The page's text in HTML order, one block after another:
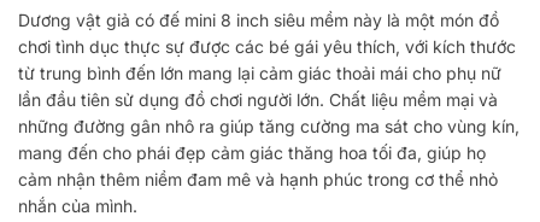
Dương vật giả có đế mini 8 inch siêu mềm này là một món đồ
chơi tình dục thực sự được các bé gái yêu thích, với kích thước
từ trung bình đến lớn mang lại cảm giác thoải mái cho phụ nữ
lần đầu tiên sử dụng đồ chơi người lớn. Chất liệu mềm mại và
những đường gân nhô ra giúp tăng cường ma sát cho vùng kín,
mang đến cho phái đẹp cảm giác thăng hoa tối đa, giúp họ
cảm nhận thêm niềm đam mê và hạnh phúc trong cơ thể nhỏ
nhắn của mình.